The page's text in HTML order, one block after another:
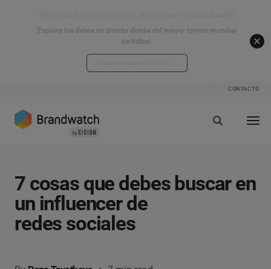
Explora los datos en directo detrás del mayor torneo mundial
de fútbol.
CONTACTO
7 cosas que debes buscar en
un influencer de
redes sociales